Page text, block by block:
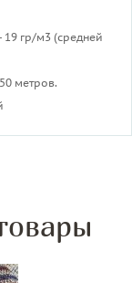
19 гр/м3 (средней
метров.